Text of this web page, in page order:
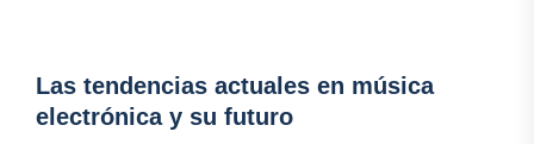
Las tendencias actuales en música
electrónica y su futuro